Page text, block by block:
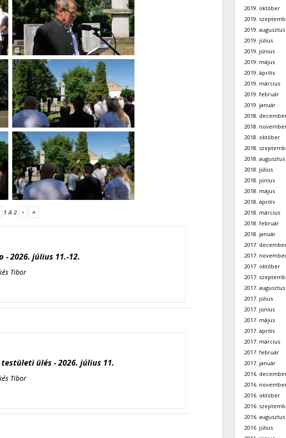
1A2 › »
- 2026. július 11.-12.
Tibor
ülés - 2026. július 11.
Tibor
2019. október
2019.
2019. augusztus
2019. július
2019. június
2019. május
2019. április
2019. március
2019. február
2019. január
2018.
2018.
2018. október
2018.
2018. augusztus
2018. július
2018. június
2018. május
2018. április
2018. március
2018. február
2018. január
2017.
2017.
2017. október
2017.
2017. augusztus
2017. július
2017. június
2017. május
2017. április
2017. március
2017. február
2017. január
2016.
2016.
2016. október
2016.
2016. augusztus
2016. július